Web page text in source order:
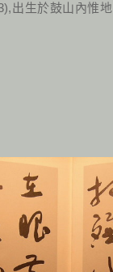
出生於鼓山內惟